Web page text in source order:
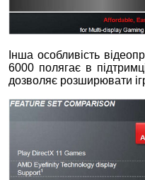
Інша особливість
6000 полягає в
дозволяє розширювати